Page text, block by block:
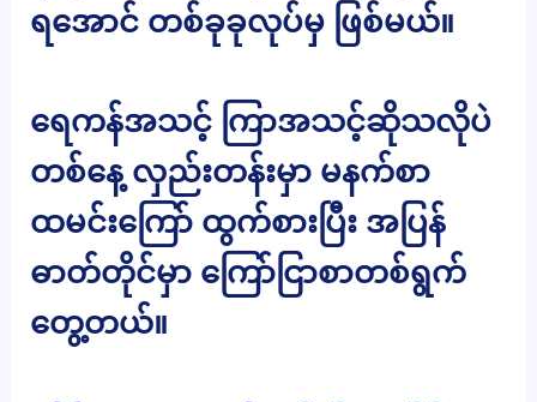
ရအောင် တစ်ခုခုလုပ်မှ ဖြစ်မယ်။
ရေကန်အသင့် ကြာအသင့်ဆိုသလိုပဲ
တစ်နေ့ လှည်းတန်းမှာ မနက်စာ
ထမင်းကြော် ထွက်စားပြီး အပြန်
ဓာတ်တိုင်မှာ ကြော်ငြာစာတစ်ရွက်
တွေ့တယ်။